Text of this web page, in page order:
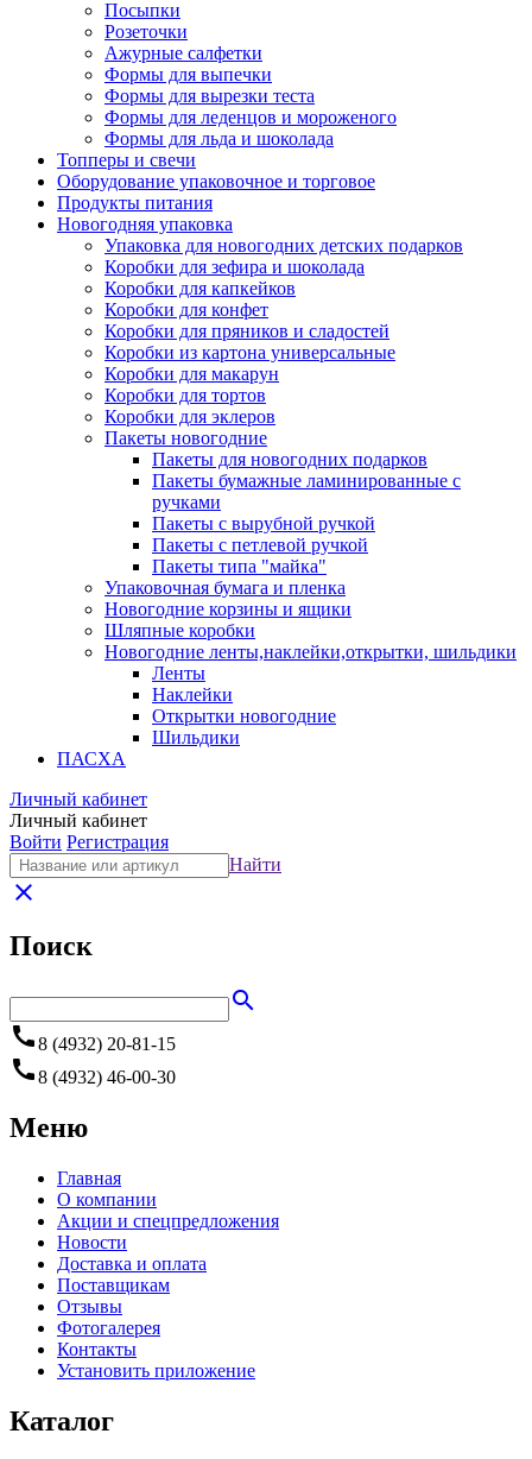
Посыпки
Розеточки
Ажурные салфетки
Формы для выпечки
Формы для вырезки теста
Формы для леденцов и мороженого
Формы для льда и шоколада
Топперы и свечи
Оборудование упаковочное и торговое
Продукты питания
Новогодняя упаковка
Упаковка для новогодних детских подарков
Коробки для зефира и шоколада
Коробки для капкейков
Коробки для конфет
Коробки для пряников и сладостей
Коробки из картона универсальные
Коробки для макарун
Коробки для тортов
Коробки для эклеров
Пакеты новогодние
Пакеты для новогодних подарков
Пакеты бумажные ламинированные с
ручками
Пакеты с вырубной ручкой
Пакеты с петлевой ручкой
Пакеты типа "майка"
Упаковочная бумага и пленка
Новогодние корзины и ящики
Шляпные коробки
Новогодние ленты,наклейки,открытки, шильдики
Ленты
Наклейки
Открытки новогодние
Шильдики
ПАСХА
Личный кабинет
Личный кабинет
Войти Регистрация
Найти
close
Поиск
search
call8 (4932) 20-81-15
call8 (4932) 46-00-30
Меню
Главная
О компании
Акции и спецпредложения
Новости
Доставка и оплата
Поставщикам
Отзывы
Фотогалерея
Контакты
Установить приложение
Каталог